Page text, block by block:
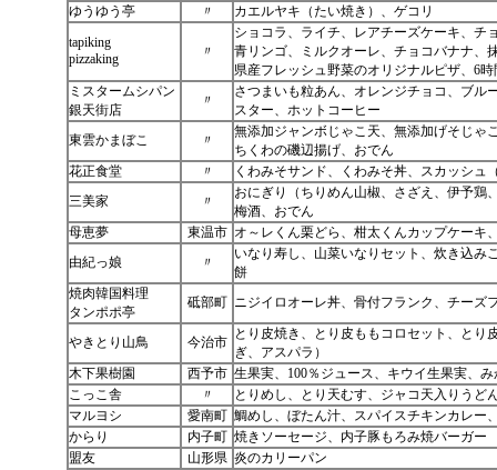
ゆうゆう亭
〃
カエルヤキ（たい焼き）、ゲコリ
tapiking
pizzaking
〃
ショコラ、ライチ、レアチーズケーキ、チ
青リンゴ、ミルクオーレ、チョコバナナ、
県産フレッシュ野菜のオリジナルピザ、6
ミスタームシパン
銀天街店
〃
さつまいも粒あん、オレンジチョコ、ブル
スター、ホットコーヒー
東雲かまぼこ
〃
無添加ジャンボじゃこ天、無添加げそじゃ
ちくわの磯辺揚げ、おでん
花正食堂
〃
くわみそサンド、くわみそ丼、スカッシ
三美家
〃
おにぎり（ちりめん山椒、さざえ、伊予鶏
梅酒、おでん
母恵夢
東温市 オ～レくん栗どら、柑太くんカップケーキ
由紀っ娘
〃
いなり寿し、山菜いなりセット、炊き込み
餅
焼肉韓国料理
タンポポ亭
砥部町 ニジイロオーレ丼、骨付フランク、チーズ
やきとり山鳥 今治市
とり皮焼き、とり皮ももコロセット、とり
ぎ、アスパラ）
木下果樹園
西予市 生果実、100％ジュース、キウイ生果実、
こっこ舎
〃
とりめし、とり天むす、ジャコ天入りうど
マルヨシ
愛南町 鯛めし、ぼたん汁、スパイスチキンカレー
からり
内子町 焼きソーセージ、内子豚もろみ焼バーガー
盟友
山形県 炎のカリーパン